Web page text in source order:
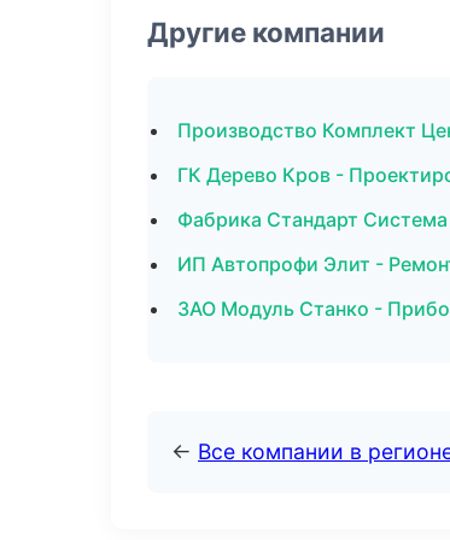
Другие компании
Производство Комплект
ГК Дерево Кров -
Фабрика Стандарт
ИП Автопрофи Элит -
ЗАО Модуль Станко -
← Все компании в